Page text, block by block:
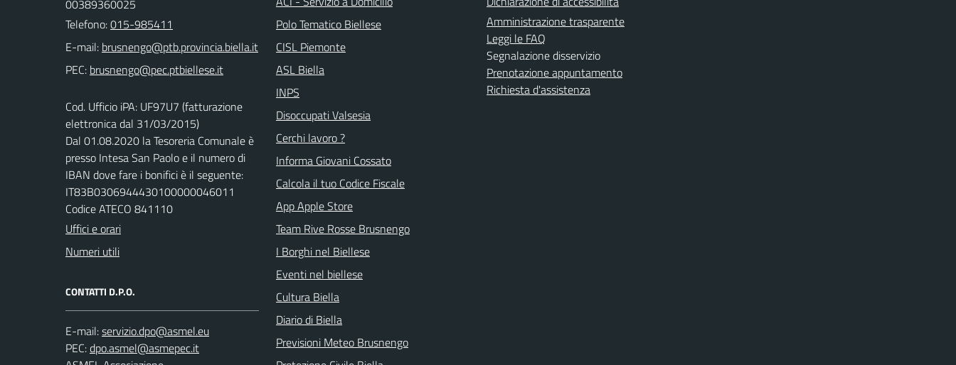
00389360025
Telefono:015-985411
E-mail:
PEC:
Cod. Ufficio iPA: UF97U7 (fatturazione
elettronica dal 31/03/2015)
Dal 01.08.2020 la Tesoreria Comunale è
presso Intesa San Paolo e il numero di
IBAN dove fare i bonifici è il seguente:
IT83B0306944430100000046011
Codice ATECO 841110
Uffici e orari
Numeri utili
CONTATTI D.P.O.
E-mail:
PEC:
Polo Tematico Biellese
CISL Piemonte
ASL Biella
INPS
Disoccupati Valsesia
Cerchi lavoro ?
Informa Giovani Cossato
Calcola il tuo Codice Fiscale
App Apple Store
Team Rive Rosse Brusnengo
I Borghi nel Biellese
Eventi nel biellese
Cultura Biella
Diario di Biella
Previsioni Meteo Brusnengo
Amministrazione trasparente
Leggi le FAQ
Segnalazione disservizio
Prenotazione appuntamento
Richiesta d'assistenza